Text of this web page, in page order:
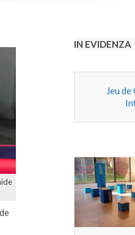
IN EVIDENZA
Jeu de